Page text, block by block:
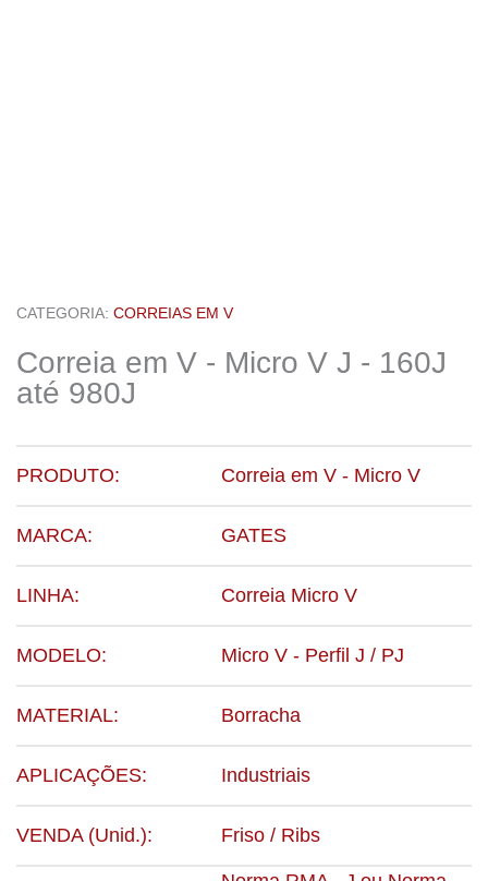
CATEGORIA: CORREIAS EM V
Correia em V - Micro V J - 160J
até 980J
PRODUTO: Correia em V - Micro V
MARCA: GATES
LINHA: Correia Micro V
MODELO: Micro V - Perfil J / PJ
MATERIAL: Borracha
APLICAÇÕES: Industriais
VENDA (Unid.): Friso / Ribs